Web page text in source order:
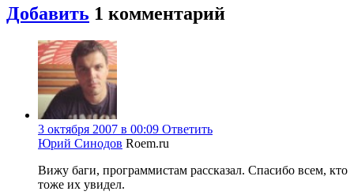
Добавить 1 комментарий
3 октября 2007 в 00:09 Ответить
Юрий Синодов Roem.ru
Вижу баги, программистам рассказал. Спасибо всем, кто
тоже их увидел.